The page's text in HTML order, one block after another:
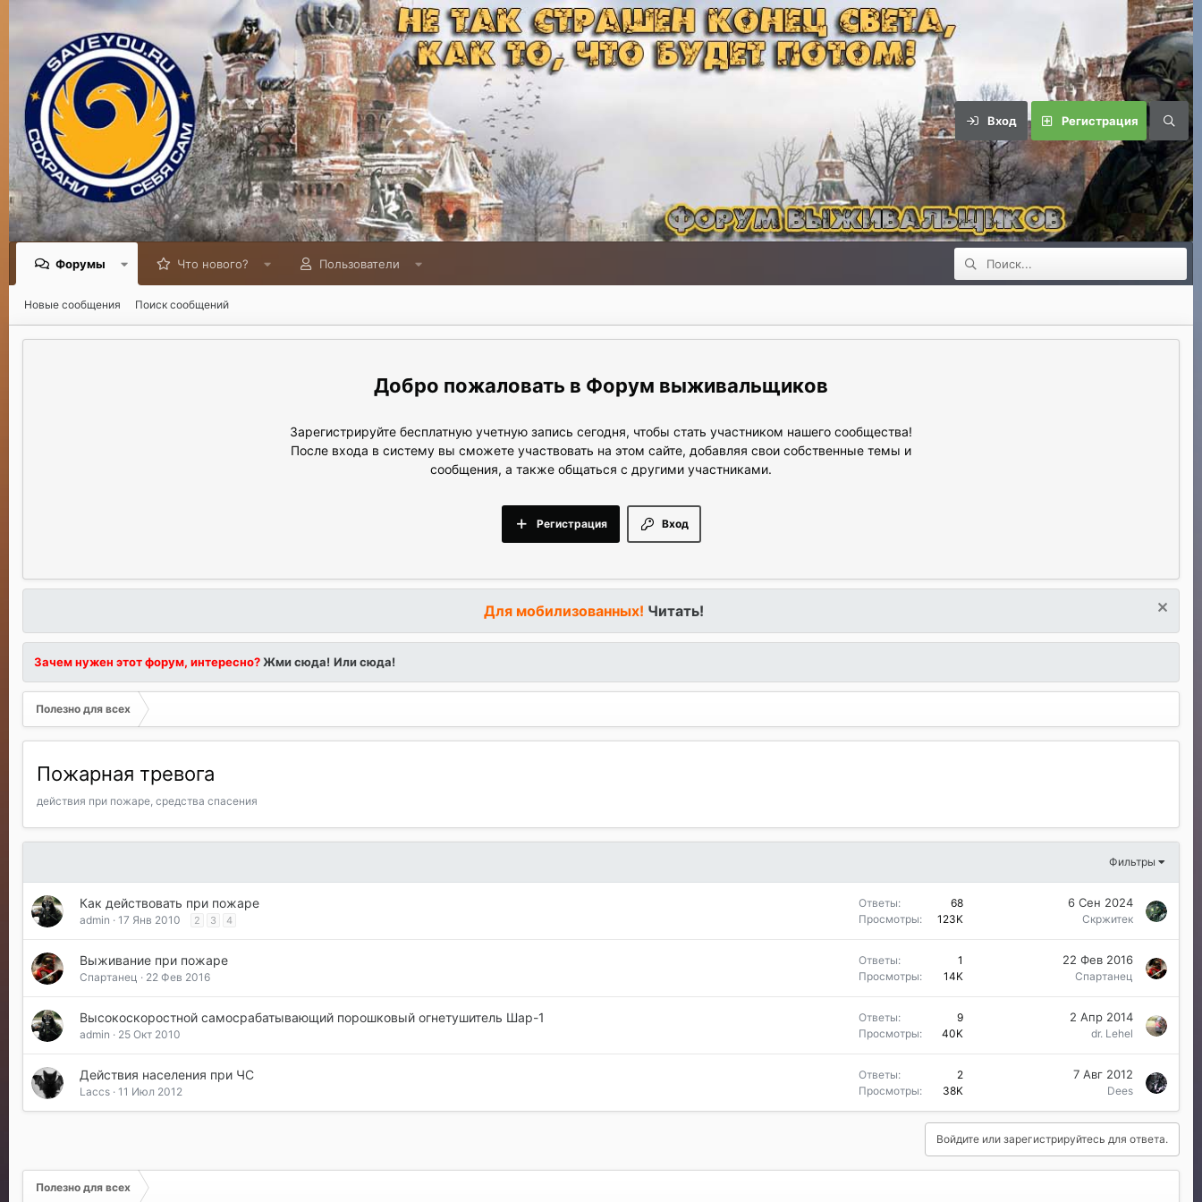
Вход Регистрация
Форумы Что нового? Пользователи
Новые сообщения Поиск сообщений
Форум выживальщиков
Зарегистрируйте бесплатную учетную запись сегодня, чтобы стать участником нашего сообщества!
После входа в систему вы сможете участвовать на этом сайте, добавляя свои собственные темы и
сообщения, а также общаться с другими участниками.
Вход
Регистрация
Для мобилизованных! Читать!
Зачем нужен этот форум, интересно?Жми сюда! Или сюда!
Полезно для всех
Пожарная тревога
действия при пожаре, средства спасения
Фильтры
Как действовать при пожаре
admin 17 Янв 2010 2 3 4
Ответы
68
Просмотры
123K
6 Сен 2024
Скржитек
Выживание при пожаре
Спартанец 22 Фев 2016
Ответы
1
Просмотры
14K
22 Фев 2016
Спартанец
Высокоскоростной самосрабатывающий порошковый огнетушитель Шар-1
admin 25 Окт 2010
Ответы
9
Просмотры
40K
2 Апр 2014
dr. Lehel
Действия населения при ЧС
Laccs 11 Июл 2012
Ответы
2
Просмотры
38K
7 Авг 2012
Dees
Войдите или зарегистрируйтесь для ответа.
Полезно для всех